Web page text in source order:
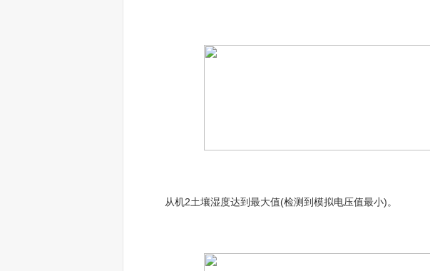
从机2土壤湿度达到最大值(检测到模拟电压值最小)。